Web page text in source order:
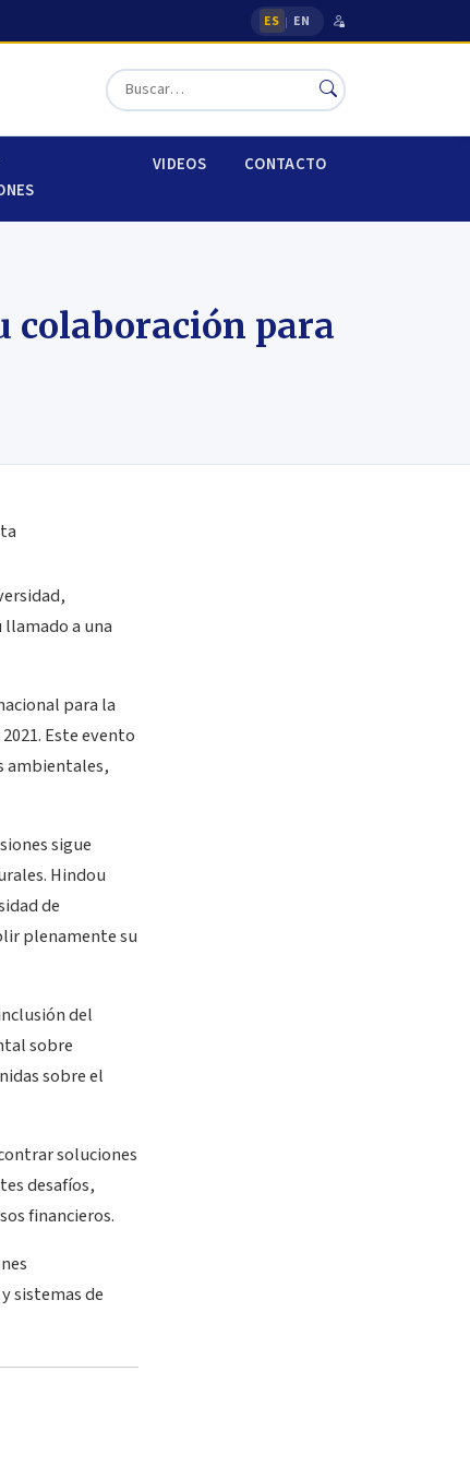
ES | EN
VIDEOS CONTACTO
colaboración para
a una
para la
Este evento
ambientales,
sigue
Hindou
de
plenamente su
del
sobre
sobre el
soluciones
desafíos,
financieros.
sistemas de